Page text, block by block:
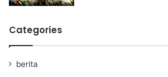
Categories
berita